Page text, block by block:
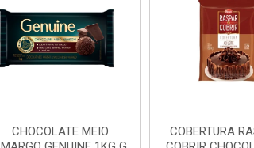
CHOCOLATE MEIO
COBERTURA RASPAR E